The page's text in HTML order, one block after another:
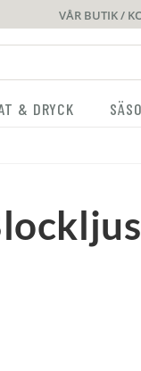
VÅR BUTIK /
& DRYCK